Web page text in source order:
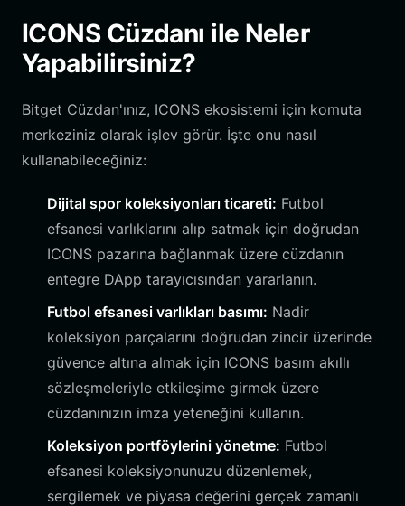
ICONS Cüzdanı ile Neler
Yapabilirsiniz?
Bitget Cüzdan'ınız, ICONS ekosistemi için komuta
merkeziniz olarak işlev görür. İşte onu nasıl
kullanabileceğiniz:
Dijital spor koleksiyonları ticareti: Futbol
efsanesi varlıklarını alıp satmak için doğrudan
ICONS pazarına bağlanmak üzere cüzdanın
entegre DApp tarayıcısından yararlanın.
Futbol efsanesi varlıkları basımı: Nadir
koleksiyon parçalarını doğrudan zincir üzerinde
güvence altına almak için ICONS basım akıllı
sözleşmeleriyle etkileşime girmek üzere
cüzdanınızın imza yeteneğini kullanın.
Koleksiyon portföylerini yönetme: Futbol
efsanesi koleksiyonunuzu düzenlemek,
sergilemek ve piyasa değerini gerçek zamanlı